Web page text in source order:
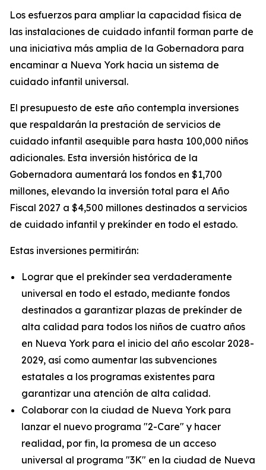
Los esfuerzos para ampliar la capacidad física de
las instalaciones de cuidado infantil forman parte de
una iniciativa más amplia de la Gobernadora para
encaminar a Nueva York hacia un sistema de
cuidado infantil universal.
El presupuesto de este año contempla inversiones
que respaldarán la prestación de servicios de
cuidado infantil asequible para hasta 100,000 niños
adicionales. Esta inversión histórica de la
Gobernadora aumentará los fondos en $1,700
millones, elevando la inversión total para el Año
Fiscal 2027 a $4,500 millones destinados a servicios
de cuidado infantil y prekínder en todo el estado.
Estas inversiones permitirán:
Lograr que el prekínder sea verdaderamente
universal en todo el estado, mediante fondos
destinados a garantizar plazas de prekínder de
alta calidad para todos los niños de cuatro años
en Nueva York para el inicio del año escolar 2028-
2029, así como aumentar las subvenciones
estatales a los programas existentes para
garantizar una atención de alta calidad.
Colaborar con la ciudad de Nueva York para
lanzar el nuevo programa "2-Care" y hacer
realidad, por fin, la promesa de un acceso
universal al programa "3K" en la ciudad de Nueva